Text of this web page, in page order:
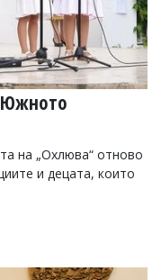
Южното
на „Охлюва“ отново
и децата, които